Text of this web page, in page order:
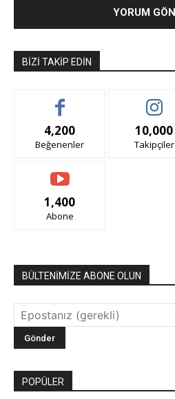
BIZI TAKIP EDIN
4,200
Beğenenler
10,000
Takipçiler
1,400
Abone
BÜLTENİMİZE ABONE OLUN
POPÜLER